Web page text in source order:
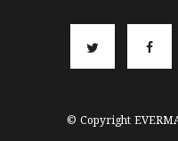
© Copyright